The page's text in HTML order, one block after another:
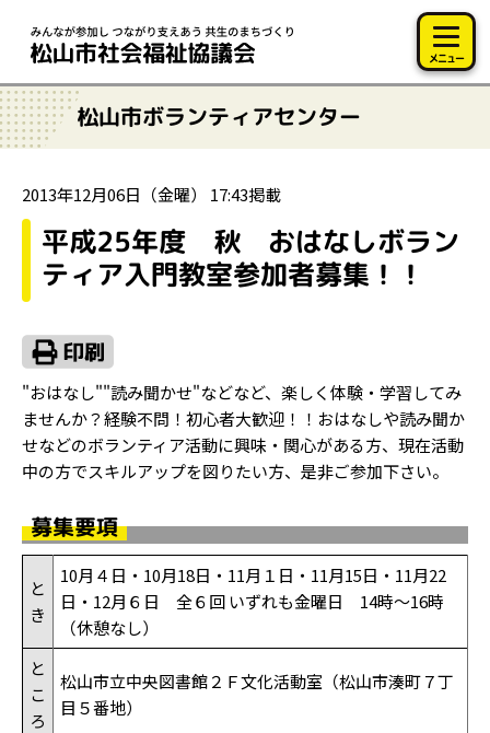
メニュー
松山市ボランティアセンター
2013年12月06日（金曜） 17:43掲載
平成25年度 秋 おはなしボラン
ティア入門教室参加者募集！！
"おはなし""読み聞かせ"などなど、楽しく体験・学習してみ
ませんか？経験不問！初心者大歓迎！！おはなしや読み聞か
せなどのボランティア活動に興味・関心がある方、現在活動
中の方でスキルアップを図りたい方、是非ご参加下さい。
募集要項
と
き
10月４日・10月18日・11月１日・11月15日・11月22
日・12月６日 全６回 いずれも金曜日 14時～16時
（休憩なし）
と
こ
ろ
松山市立中央図書館２Ｆ文化活動室（松山市湊町７丁
目５番地）